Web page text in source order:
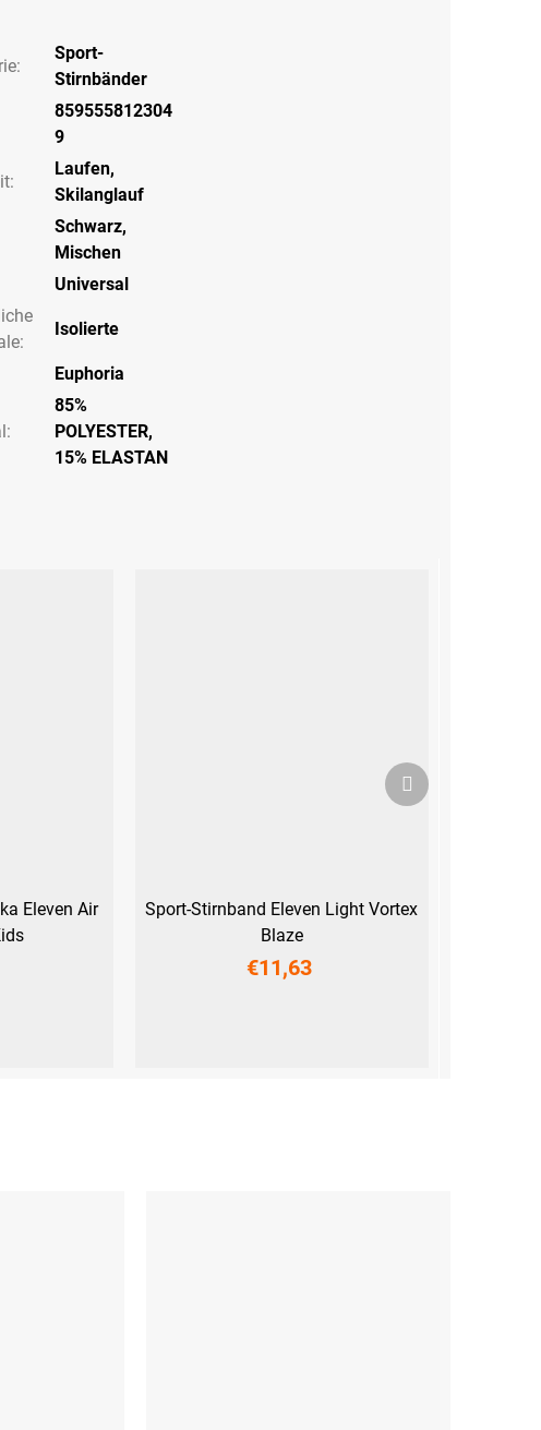
:
Sport-
Stirnbänder
859555812304
9
:
Laufen,
Skilanglauf
Schwarz,
Mischen
Universal
:
Isolierte
Euphoria
85%
POLYESTER,
15% ELASTAN
Eleven Air
Sport-Stirnband Eleven Light Vortex
Blaze
€11,63
Nächstes
Produkt